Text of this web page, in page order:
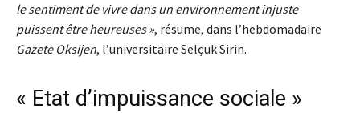
le sentiment de vivre dans un environnement injuste
puissent être heureuses », résume, dans l’hebdomadaire
Gazete Oksijen, l’universitaire Selçuk Sirin.
« Etat d’impuissance sociale »